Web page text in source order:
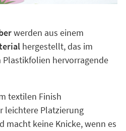
werden aus einem
hergestellt, das im
Plastikfolien hervorragende
textilen Finish
leichtere Platzierung
macht keine Knicke, wenn es